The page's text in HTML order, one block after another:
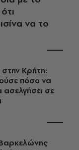
να το
Κρήτη:
πόσο να
ασελγήσει σε
Βαρκελώνης